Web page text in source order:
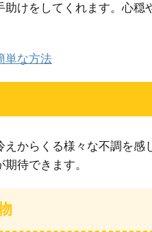
けをしてくれます。心穏
単な方法
からくる様々な不調を感
待できます。